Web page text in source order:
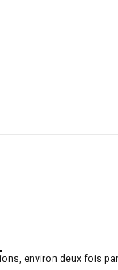
environ deux fois